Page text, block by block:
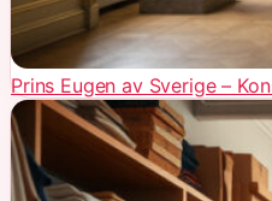
Prins Eugen av Sverige –